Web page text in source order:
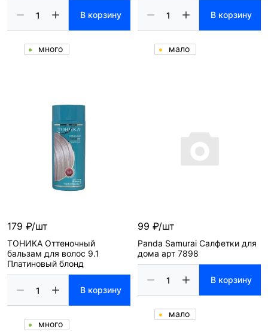
В корзину
много
В корзину
мало
179 ₽/шт
ТОНИКА Оттеночный
бальзам для волос 9.1
Платиновый блонд
В корзину
много
99 ₽/шт
Panda Samurai Салфетки для
дома арт 7898
В корзину
мало